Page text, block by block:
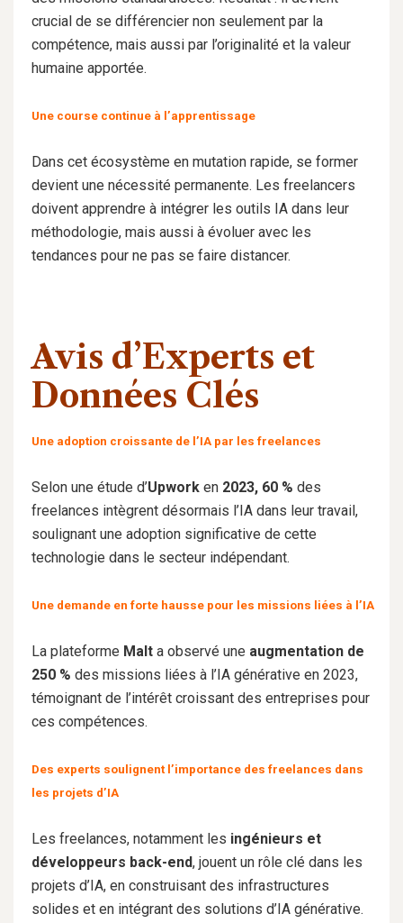
crucial de se différencier non seulement par la
compétence, mais aussi par l’originalité et la valeur
humaine apportée.
Une course continue à l’apprentissage
Dans cet écosystème en mutation rapide, se former
devient une nécessité permanente. Les freelancers
doivent apprendre à intégrer les outils IA dans leur
méthodologie, mais aussi à évoluer avec les
tendances pour ne pas se faire distancer.
Avis d’Experts et
Données Clés
Une adoption croissante de l’IA par les freelances
Selon une étude d’Upwork en 2023, 60 % des
freelances intègrent désormais l’IA dans leur travail,
soulignant une adoption significative de cette
technologie dans le secteur indépendant.
Une demande en forte hausse pour les missions liées à l’IA
La plateforme Malt a observé une augmentation de
250 % des missions liées à l’IA générative en 2023,
témoignant de l’intérêt croissant des entreprises pour
ces compétences.
Des experts soulignent l’importance des freelances dans
les projets d’IA
Les freelances, notamment les ingénieurs et
développeurs back-end, jouent un rôle clé dans les
projets d’IA, en construisant des infrastructures
solides et en intégrant des solutions d’IA générative.